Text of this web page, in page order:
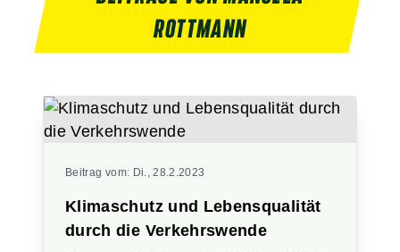
ROTTMANN
Beitrag vom: Di., 28.2.2023
Klimaschutz und Lebensqualität
durch die Verkehrswende